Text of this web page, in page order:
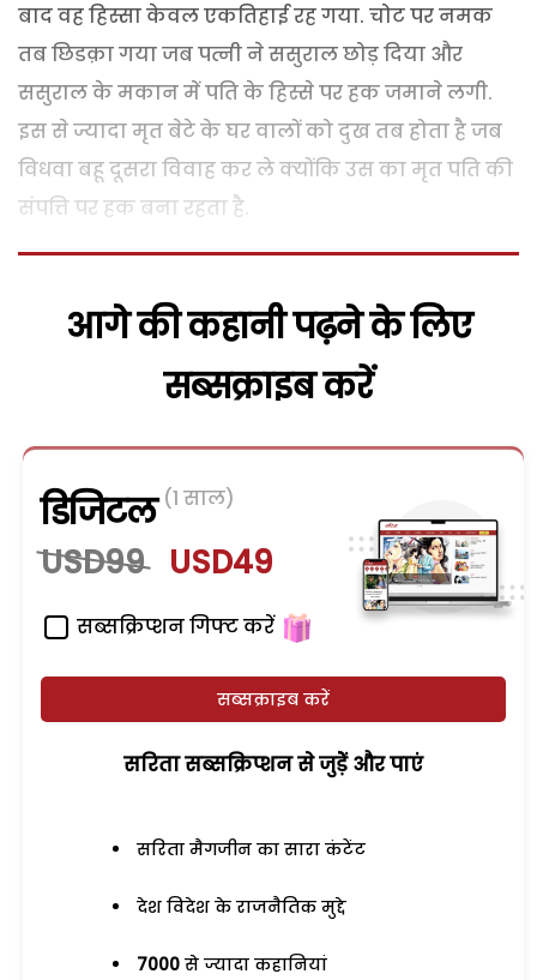
बाद वह हिस्सा केवल एकतिहाई रह गया. चोट पर नमक
तब छिडक़ा गया जब पत्नी ने ससुराल छोड़ दिया और
ससुराल के मकान में पति के हिस्से पर हक जमाने लगी.
इस से ज्यादा मृत बेटे के घर वालों को दुख तब होता है जब
विधवा बहू दूसरा विवाह कर ले क्योंकि उस का मृत पति की
संपत्ति पर हक बना रहता है.
आगे की कहानी पढ़ने के लिए
सब्सक्राइब करें
डिजिटल (1 साल)
USD99 USD49
सब्सक्रिप्शन गिफ्ट करें
सब्सक्राइब करें
सरिता सब्सक्रिप्शन से जुड़ेें और पाएं
सरिता मैगजीन का सारा कंटेंट
देश विदेश के राजनैतिक मुद्दे
7000 से ज्यादा कहानियां